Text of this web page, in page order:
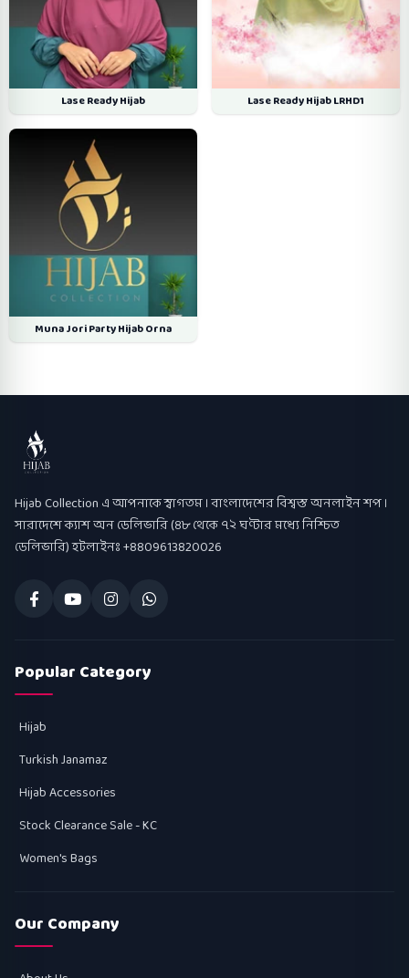
Lase Ready Hijab Lase Ready Hijab LRHD1
Muna Jori Party Hijab Orna
Hijab Collection
Hijab Collection এ আপনাকে স্বাগতম । বাংলাদেশের বিশ্বস্ত অনলাইন শপ ।
সারাদেশে ক্যাশ অন ডেলিভারি (৪৮ থেকে ৭২ ঘণ্টার মধ্যে নিশ্চিত
ডেলিভারি) হটলাইনঃ +8809613820026
Popular Category
Hijab
Turkish Janamaz
Hijab Accessories
Stock Clearance Sale - KC
Women's Bags
Our Company